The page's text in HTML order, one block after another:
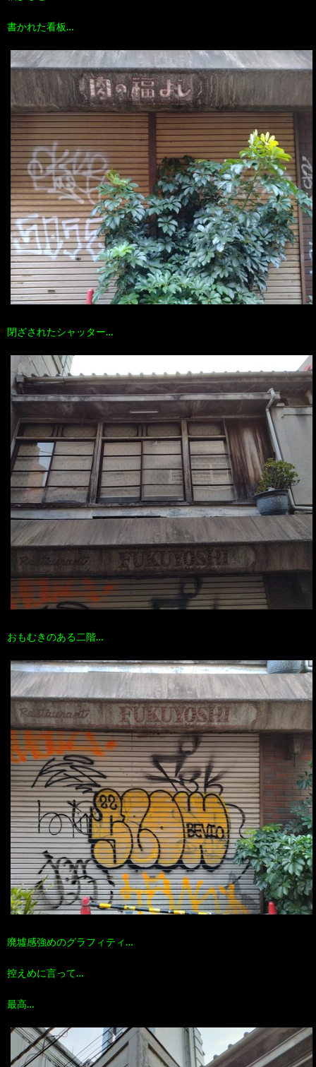
書かれた看板…
閉ざされたシャッター…
おもむきのある二階…
廃墟感強めのグラフィティ…
控えめに言って…
最高…